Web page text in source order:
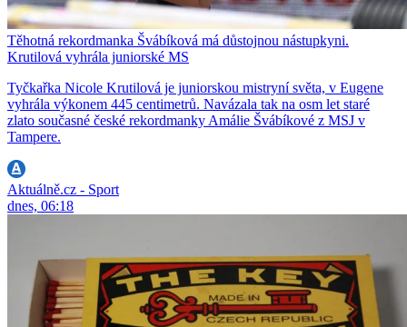
Těhotná rekordmanka Švábíková má důstojnou nástupkyni.
Krutilová vyhrála juniorské MS
Tyčkařka Nicole Krutilová je juniorskou mistryní světa, v Eugene
vyhrála výkonem 445 centimetrů. Navázala tak na osm let staré
zlato současné české rekordmanky Amálie Švábíkové z MSJ v
Tampere.
Aktuálně.cz - Sport
dnes, 06:18